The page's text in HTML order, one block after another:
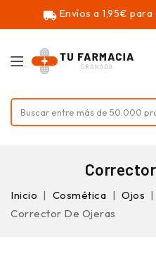
local_shipping Envíos a 1,95€
Inicio Cosmética Ojos
Corrector De Ojeras